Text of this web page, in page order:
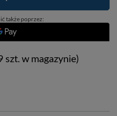
także poprzez:
szt. w magazynie)